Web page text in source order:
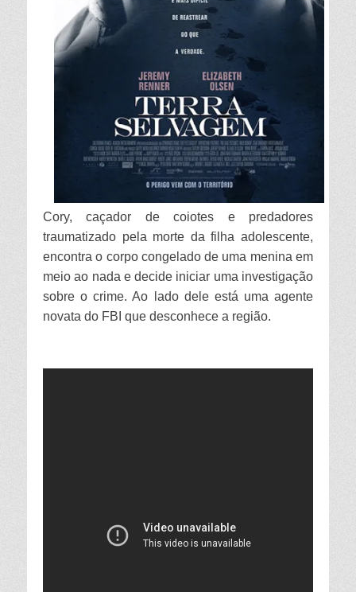
Cory, caçador de coiotes e predadores
traumatizado pela morte da filha adolescente,
encontra o corpo congelado de uma menina em
meio ao nada e decide iniciar uma investigação
sobre o crime. Ao lado dele está uma agente
novata do FBI que desconhece a região.